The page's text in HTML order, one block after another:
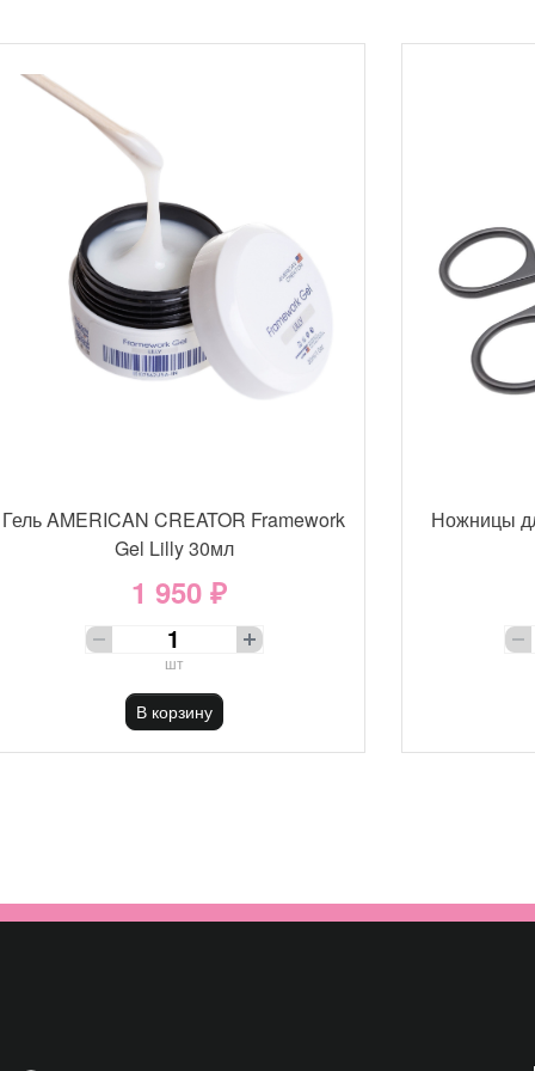
Гель AMERICAN CREATOR Framework
Gel Lilly 30мл
1 950 ₽
шт
В корзину
Ножницы